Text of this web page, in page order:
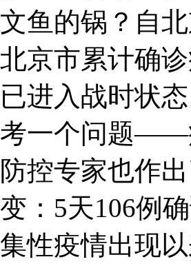
文鱼的锅？自
北京市累计确
已进入战时状
考一个问题——
防控专家也作
变：5天106例
集性疫情出现